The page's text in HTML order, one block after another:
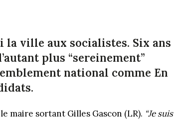
la ville aux socialistes. Six ans
plus “sereinement”
national comme En
maire sortant Gilles Gascon (LR). “Je suis